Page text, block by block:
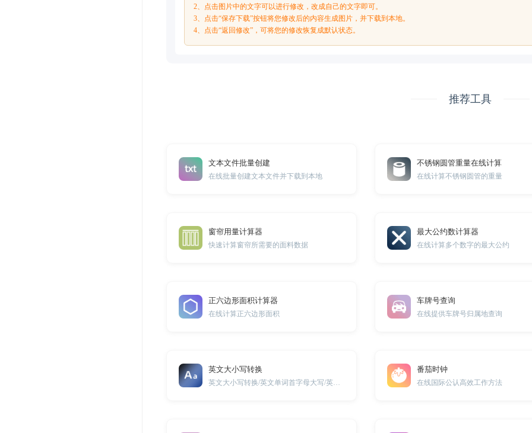
2、点击图片中的文字可以进行修改，改成自己的文字即可。
3、点击“保存下载”按钮将您修改后的内容生成图片，并下载到本地。
4、点击“返回修改”，可将您的修改恢复成默认状态。
推荐工具
文本文件批量创建
在线批量创建文本文件并下载到本地
不锈钢圆管重量在线计算
在线计算不锈钢圆管的重量
窗帘用量计算器
快速计算窗帘所需要的面料数据
最大公约数计算器
在线计算多个数字的最大公约
正六边形面积计算器
在线计算正六边形面积
车牌号查询
在线提供车牌号归属地查询
英文大小写转换
英文大小写转换/英文单词首字母大写/英文行首字母大写
番茄时钟
在线国际公认高效工作方法